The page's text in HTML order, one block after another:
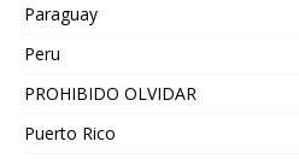
Paraguay
Peru
PROHIBIDO OLVIDAR
Puerto Rico